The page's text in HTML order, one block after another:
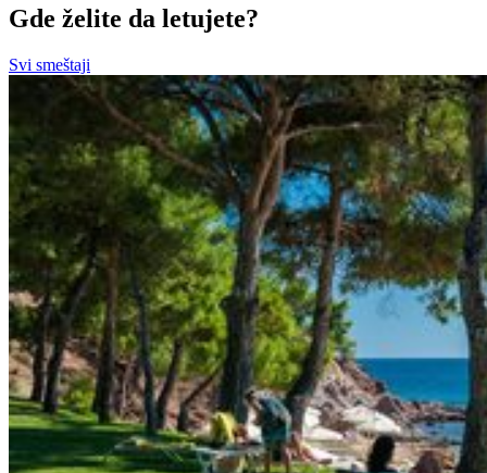
Gde želite da letujete?
Svi smeštaji